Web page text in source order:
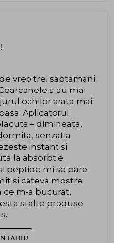
vreo trei saptamani
s-au mai
ochilor arata mai
Aplicatorul
– dimineata,
senzatia
instant si
la absorbtie.
peptide mi se pare
si cateva mostre
ce m-a bucurat,
si alte produse